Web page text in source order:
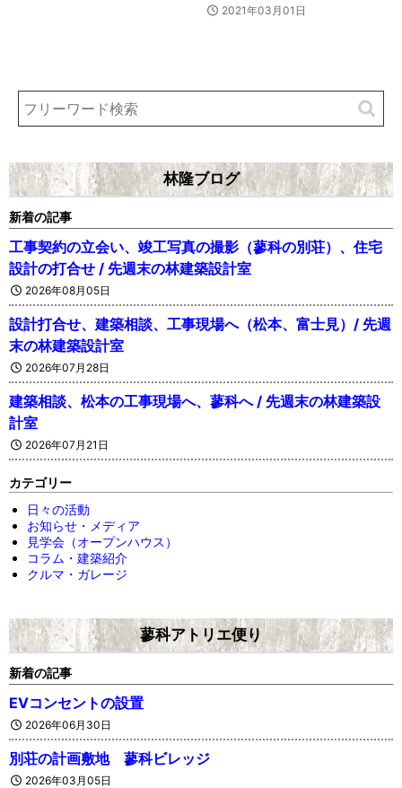
2021年03月01日
林隆ブログ
新着の記事
工事契約の立会い、竣工写真の撮影（蓼科の別荘）、住宅
設計の打合せ / 先週末の林建築設計室
2026年08月05日
設計打合せ、建築相談、工事現場へ（松本、富士見）/ 先週
末の林建築設計室
2026年07月28日
建築相談、松本の工事現場へ、蓼科へ / 先週末の林建築設
計室
2026年07月21日
カテゴリー
日々の活動
お知らせ・メディア
見学会（オープンハウス）
コラム・建築紹介
クルマ・ガレージ
蓼科アトリエ便り
新着の記事
EVコンセントの設置
2026年06月30日
別荘の計画敷地 蓼科ビレッジ
2026年03月05日